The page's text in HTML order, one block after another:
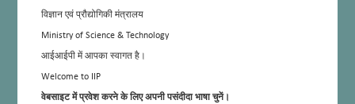
विज्ञान एवं प्रौद्योगिकी मंत्रालय
Ministry of Science & Technology
आईआईपी में आपका स्वागत है।
Welcome to IIP
वेबसाइट में प्रवेश करने के लिए अपनी पसंदीदा भाषा चुनें।